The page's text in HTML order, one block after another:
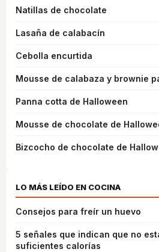
Natillas de chocolate
Lasaña de calabacín
Cebolla encurtida
Mousse de calabaza y brownie
Panna cotta de Halloween
Mousse de chocolate de
Bizcocho de chocolate de
LO MÁS LEÍDO EN COCINA
Consejos para freír un huevo
5 señales que indican que no
suficientes calorías